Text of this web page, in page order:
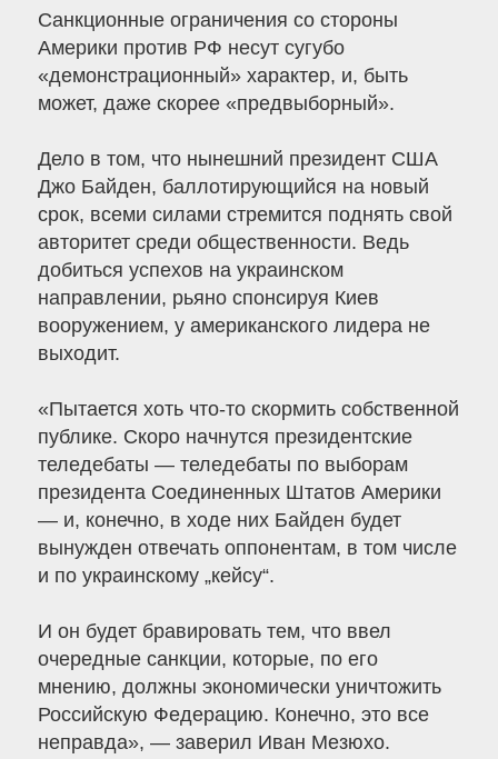
Санкционные ограничения со стороны
Америки против РФ несут сугубо
«демонстрационный» характер, и, быть
может, даже скорее «предвыборный».
Дело в том, что нынешний президент США
Джо Байден, баллотирующийся на новый
срок, всеми силами стремится поднять свой
авторитет среди общественности. Ведь
добиться успехов на украинском
направлении, рьяно спонсируя Киев
вооружением, у американского лидера не
выходит.
«Пытается хоть что-то скормить собственной
публике. Скоро начнутся президентские
теледебаты — теледебаты по выборам
президента Соединенных Штатов Америки
— и, конечно, в ходе них Байден будет
вынужден отвечать оппонентам, в том числе
и по украинскому „кейсу“.
И он будет бравировать тем, что ввел
очередные санкции, которые, по его
мнению, должны экономически уничтожить
Российскую Федерацию. Конечно, это все
неправда», — заверил Иван Мезюхо.